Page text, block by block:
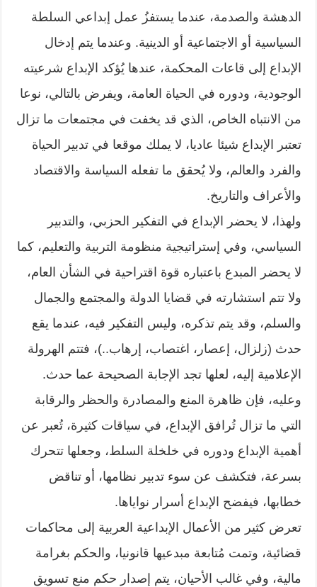
الدهشة والصدمة، عندما يستفزُ عمل إبداعي السلطة
السياسية أو الاجتماعية أو الدينية. وعندما يتم إدخال
الإبداع إلى قاعات المحكمة، عندها يُؤكد الإبداع شرعيته
الوجودية، ودوره في الحياة العامة، ويفرض بالتالي، نوعا
من الانتباه الخاص، الذي قد يخفت في مجتمعات ما تزال
تعتبر الإبداع شيئا عاديا، لا يملك موقعا في تدبير الحياة
والفرد والعالم، ولا يُحقق ما تفعله السياسة والاقتصاد
والأعراف والتاريخ.
ولهذا، لا يحضر الإبداع في التفكير الحزبي، والتدبير
السياسي، وفي إستراتيجية منظومة التربية والتعليم، كما
لا يحضر المبدع باعتباره قوة اقتراحية في الشأن العام،
ولا تتم استشارته في قضايا الدولة والمجتمع والجمال
والسلم، وقد يتم تذكره، وليس التفكير فيه، عندما يقع
حدث (زلزال، إعصار، اغتصاب، إرهاب..)، فتتم الهرولة
الإعلامية إليه، لعلها تجد الإجابة الصحيحة عما حدث.
وعليه، فإن ظاهرة المنع والمصادرة والحظر والرقابة
التي ما تزال تُرافق الإبداع، في سياقات كثيرة، تُعبر عن
أهمية الإبداع ودوره في خلخلة السلط، وجعلها تتحرك
بسرعة، فتكشف عن سوء تدبير نظامها، أو تناقض
خطابها، فيفضح الإبداع أسرار نواياها.
تعرض كثير من الأعمال الإبداعية العربية إلى محاكمات
قضائية، وتمت مُتابعة مبدعيها قانونيا، والحكم بغرامة
مالية، وفي غالب الأحيان، يتم إصدار حكم منع تسويق